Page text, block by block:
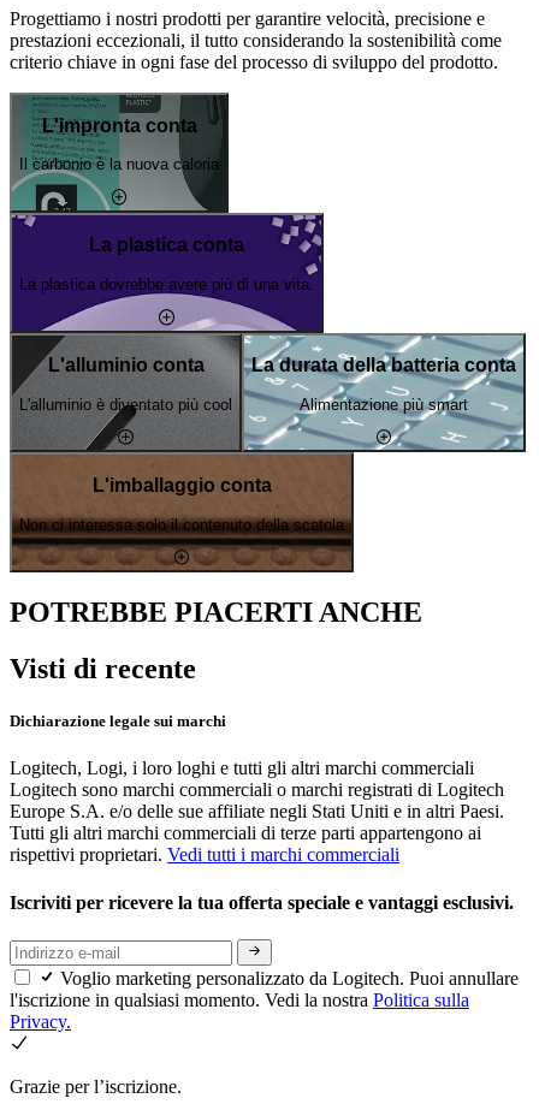
Progettiamo i nostri prodotti per garantire velocità, precisione e
prestazioni eccezionali, il tutto considerando la sostenibilità come
criterio chiave in ogni fase del processo di sviluppo del prodotto.
L'impronta conta
Il carbonio è la nuova caloria
La plastica conta
La plastica dovrebbe avere più di una vita.
L'alluminio conta
L'alluminio è diventato più cool
La durata della batteria conta
Alimentazione più smart
L'imballaggio conta
Non ci interessa solo il contenuto della scatola
POTREBBE PIACERTI ANCHE
Visti di recente
Dichiarazione legale sui marchi
Logitech, Logi, i loro loghi e tutti gli altri marchi commerciali
Logitech sono marchi commerciali o marchi registrati di Logitech
Europe S.A. e/o delle sue affiliate negli Stati Uniti e in altri Paesi.
Tutti gli altri marchi commerciali di terze parti appartengono ai
rispettivi proprietari. Vedi tutti i marchi commerciali
Iscriviti per ricevere la tua offerta speciale e vantaggi esclusivi.
Voglio marketing personalizzato da Logitech. Puoi annullare
l'iscrizione in qualsiasi momento. Vedi la nostra Politica sulla
Privacy.
Grazie per l’iscrizione.